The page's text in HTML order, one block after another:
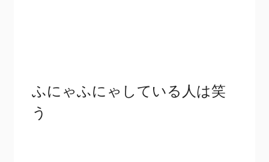
ふにゃふにゃしている人は笑
う